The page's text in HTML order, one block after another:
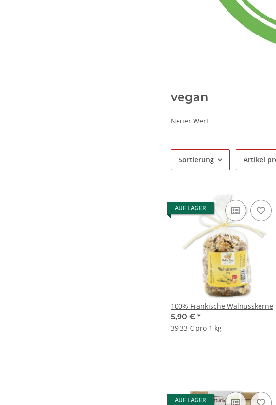
vegan
Neuer Wert
Sortierung Artikel
AUF LAGER
100% Fränkische Walnusskerne
5,90 € *
39,33 € pro 1 kg
AUF LAGER